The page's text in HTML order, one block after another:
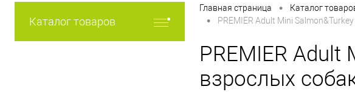
Каталог товаров
Главная страница • Каталог
• PREMIER Adult Mini
PREMIER
взрослых